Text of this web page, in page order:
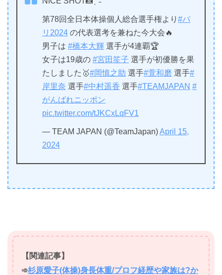
第78回全日本体操個人総合選手権より #パ
リ2024 の代表選考を兼ねた今大会🔥
男子は #橋本大輝 選手が4連覇🏆
女子は19歳の #宮田笙子 選手が初優勝を果
たしました🥇#岡慎之助 選手#萱和磨 選手#
岸里奈 選手#中村遥香 選手#TEAMJAPAN #
がんばれニッポン
pic.twitter.com/tJKCxLqFV1
— TEAM JAPAN (@TeamJapan)April 15,
2024
【関連記事】
➾杉原愛子(体操)身長体重/プロフ経歴や家族は?か